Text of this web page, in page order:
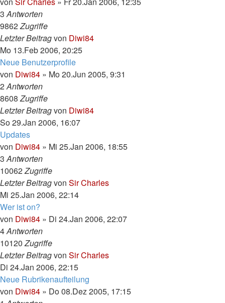
3Antworten
9862Zugriffe
Letzter Beitragvon Diwi84
Mo 13.Feb 2006, 20:25
Neue Benutzerprofile
von Diwi84 » Mo 20.Jun 2005, 9:31
2Antworten
8608Zugriffe
Letzter Beitragvon Diwi84
So 29.Jan 2006, 16:07
Updates
von Diwi84 » Mi 25.Jan 2006, 18:55
3Antworten
10062Zugriffe
Letzter Beitragvon Sir Charles
Mi 25.Jan 2006, 22:14
Wer ist on?
von Diwi84 » Di 24.Jan 2006, 22:07
4Antworten
10120Zugriffe
Letzter Beitragvon Sir Charles
Di 24.Jan 2006, 22:15
Neue Rubrikenaufteilung
von Diwi84 » Do 08.Dez 2005, 17:15